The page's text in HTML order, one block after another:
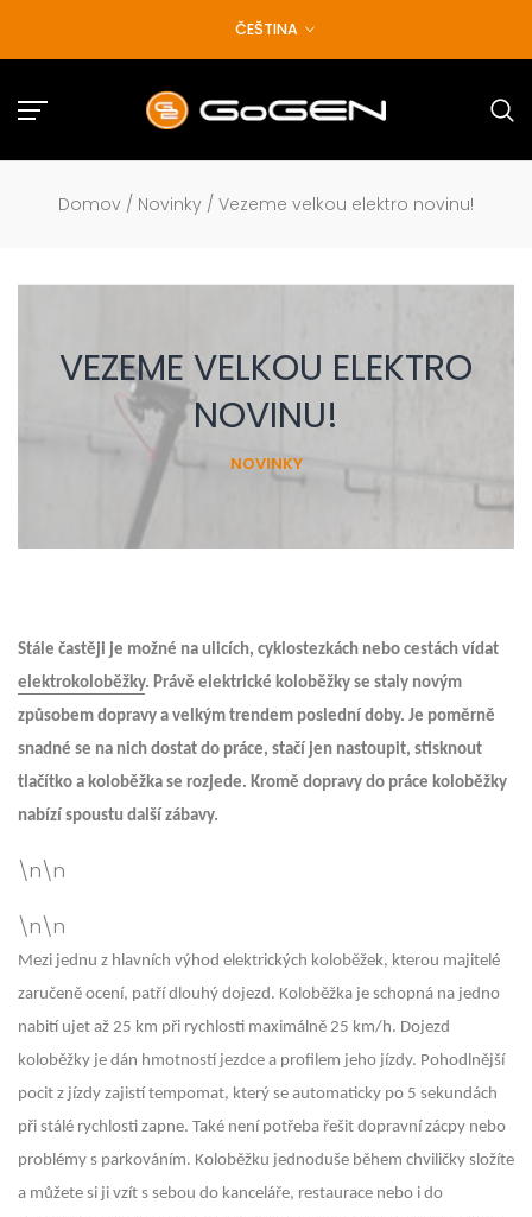
na
ČEŠTINA
Domov / Novinky / Vezeme velkou elektro novinu!
VEZEME VELKOU ELEKTRO
NOVINU!
NOVINKY
Stále častěji je možné na ulicích, cyklostezkách nebo cestách vídat
elektrokoloběžky. Právě elektrické koloběžky se staly novým
způsobem dopravy a velkým trendem poslední doby. Je poměrně
snadné se na nich dostat do práce, stačí jen nastoupit, stisknout
tlačítko a koloběžka se rozjede. Kromě dopravy do práce koloběžky
nabízí spoustu další zábavy.
\n\n
\n\n
Mezi jednu z hlavních výhod elektrických koloběžek, kterou majitelé
zaručeně ocení, patří dlouhý dojezd. Koloběžka je schopná na jedno
nabití ujet až 25 km při rychlosti maximálně 25 km/h. Dojezd
koloběžky je dán hmotností jezdce a profilem jeho jízdy. Pohodlnější
pocit z jízdy zajistí tempomat, který se automaticky po 5 sekundách
při stálé rychlosti zapne. Také není potřeba řešit dopravní zácpy nebo
problémy s parkováním. Koloběžku jednoduše během chviličky složíte
a můžete si ji vzít s sebou do kanceláře, restaurace nebo i do